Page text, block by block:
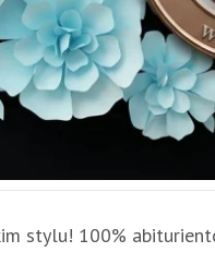
stylu! 100%